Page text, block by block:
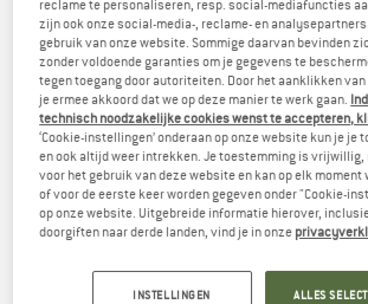
reclame te personaliseren, resp. social-mediafuncties
zijn ook onze social-media-, reclame- en
gebruik van onze website. Sommige daarvan bevinden
zonder voldoende garanties om je gegevens te
tegen toegang door autoriteiten. Door het aanklikken van
je ermee akkoord dat we op deze manier te werk gaan.
technisch noodzakelijke cookies wenst te accepteren,
‘Cookie-instellingen’ onderaan op onze website kun je je
en ook altijd weer intrekken. Je toestemming is
voor het gebruik van deze website en kan op elk
of voor de eerste keer worden gegeven onder "Cookie-
op onze website. Uitgebreide informatie hierover,
doorgiften naar derde landen, vind je in onze
INSTELLINGEN ALLES